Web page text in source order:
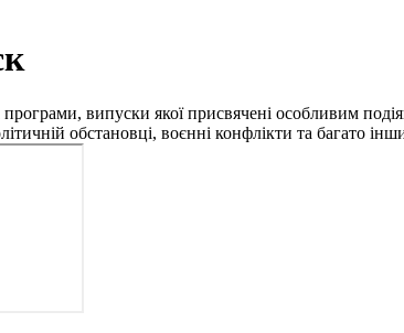
випуски якої присвячені особливим
обстановці, воєнні конфлікти та багато